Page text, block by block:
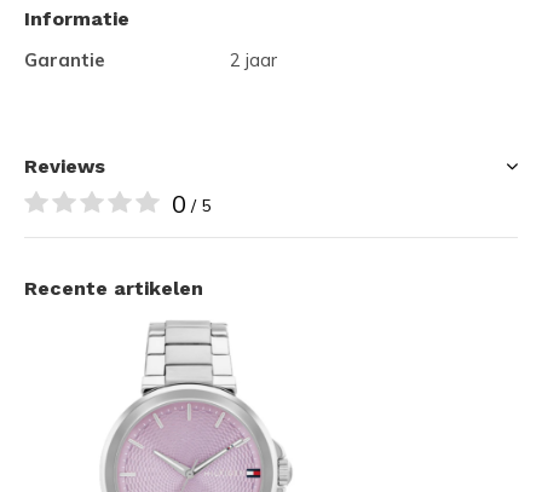
Informatie
Garantie
2 jaar
Reviews
0 / 5
Recente artikelen